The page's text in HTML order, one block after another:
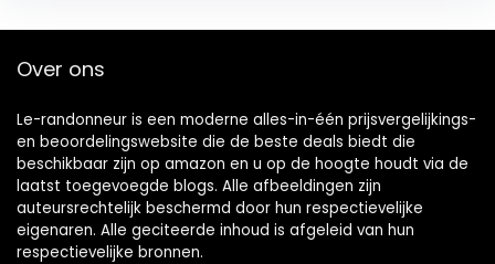
Over ons
Le-randonneur is een moderne alles-in-één prijsvergelijkings-
en beoordelingswebsite die de beste deals biedt die
beschikbaar zijn op amazon en u op de hoogte houdt via de
laatst toegevoegde blogs. Alle afbeeldingen zijn
auteursrechtelijk beschermd door hun respectievelijke
eigenaren. Alle geciteerde inhoud is afgeleid van hun
respectievelijke bronnen.